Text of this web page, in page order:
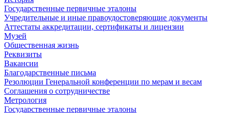
Государственные первичные эталоны
Учредительные и иные правоудостоверяющие документы
Аттестаты аккредитации, сертификаты и лицензии
Музей
Общественная жизнь
Реквизиты
Вакансии
Благодарственные письма
Резолюции Генеральной конференции по мерам и весам
Соглашения о сотрудничестве
Метрология
Государственные первичные эталоны